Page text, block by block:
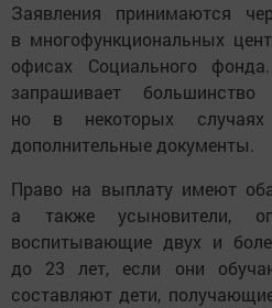
Заявления принимаются
в многофункциональных
офисах Социального
запрашивает
но в некоторых случаях
дополнительные документы.
Право на выплату имеют
а также усыновители,
воспитывающие двух и
до 23 лет, если они
составляют дети,